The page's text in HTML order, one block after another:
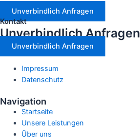
Unverbindlich Anfragen
Kontakt
Unverbindlich Anfragen
Unverbindlich Anfragen
Impressum
Datenschutz
Navigation
Startseite
Unsere Leistungen
Über uns